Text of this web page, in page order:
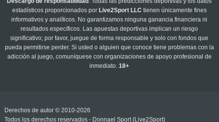
estadísticos proporcionados por Live2Sport LLC tienen únicamente fines
informativos y analíticos. No garantizamos ninguna ganancia financiera ni
resultados específicos. Las apuestas deportivas implican un riesgo
significativo; por favor, juegue de forma responsable y solo con fondos que
pueda permitirse perder. Si usted o alguien que conoce tiene problemas con la
adicción al juego, comuníquese con organizaciones de apoyo profesional de
inmediato.18+
Derechos de autor © 2010-2026
Todos los derechos reservados - Donnael Sport (Live2Sport)